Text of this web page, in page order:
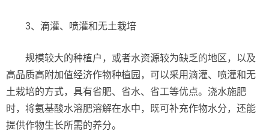
3、滴灌、喷灌和无土栽培
规模较大的种植户，或者水资源较为缺乏的地区，以及
高品质高附加值经济作物种植园，可以采用滴灌、喷灌和无
土栽培的方式，具有省肥、省水、省工等优点。浇水施肥
时，将氨基酸水溶肥溶解在水中，既可补充作物水分，还能
提供作物生长所需的养分。